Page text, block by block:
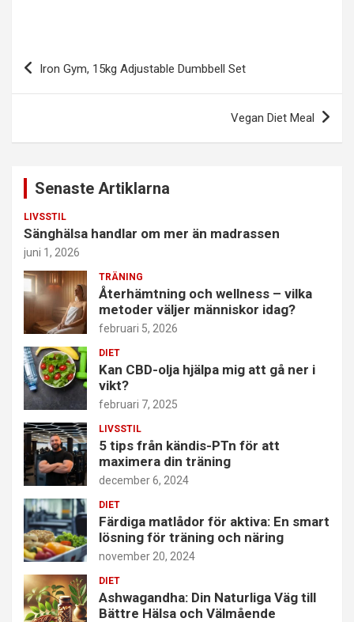
Inläggsnavigering
Iron Gym, 15kg Adjustable Dumbbell Set
Vegan Diet Meal
Senaste Artiklarna
LIVSSTIL
Sänghälsa handlar om mer än madrassen
juni 1, 2026
TRÄNING
Återhämtning och wellness – vilka
metoder väljer människor idag?
februari 5, 2026
DIET
Kan CBD-olja hjälpa mig att gå ner i
vikt?
februari 7, 2025
LIVSSTIL
5 tips från kändis-PTn för att
maximera din träning
december 6, 2024
DIET
Färdiga matlådor för aktiva: En smart
lösning för träning och näring
november 20, 2024
DIET
Ashwagandha: Din Naturliga Väg till
Bättre Hälsa och Välmående